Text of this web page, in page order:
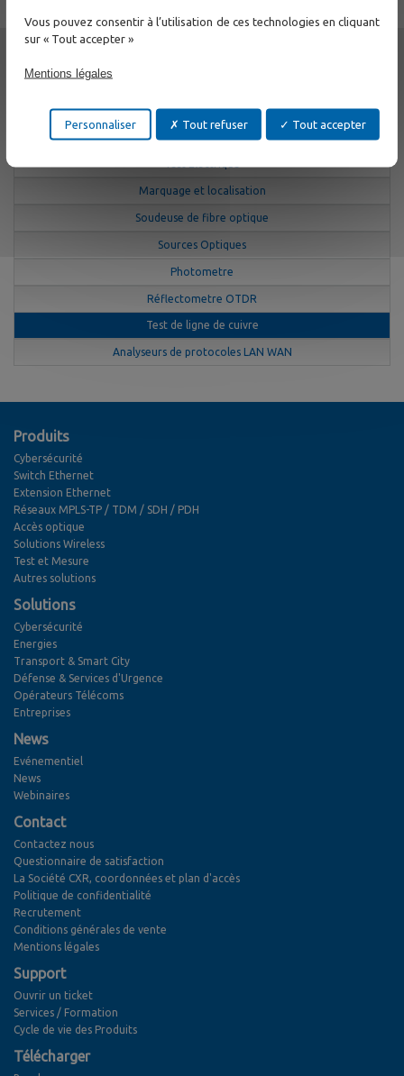
Contactez-nous
Autres
Test et Mesure
Test et maintenance de fibre optique
Marquage et localisation
Soudeuse de fibre optique
Sources Optiques
Photometre
Réflectometre OTDR
Test de ligne de cuivre
Analyseurs de protocoles LAN WAN
Produits
Cybersécurité
Switch Ethernet
Extension Ethernet
Réseaux MPLS-TP / TDM / SDH / PDH
Accès optique
Solutions Wireless
Test et Mesure
Autres solutions
Solutions
Cybersécurité
Energies
Transport & Smart City
Défense & Services d'Urgence
Opérateurs Télécoms
Entreprises
News
Evénementiel
News
Webinaires
Contact
Contactez nous
Questionnaire de satisfaction
La Société CXR, coordonnées et plan d'accès
Politique de confidentialité
Recrutement
Conditions générales de vente
Mentions légales
Support
Ouvrir un ticket
Services / Formation
Cycle de vie des Produits
Télécharger
Vous pouvez consentir à l’utilisation de ces technologies en cliquant
sur « Tout accepter »
Mentions légales
Tout accepter
Tout refuser
Personnaliser